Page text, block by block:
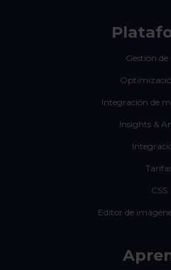
Gestión de
Integración de
Insights &
CSS
Editor de